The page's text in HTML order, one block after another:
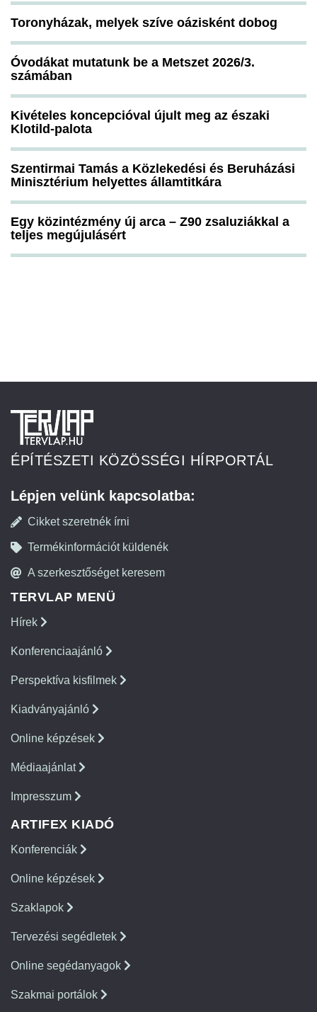
Toronyházak, melyek szíve oázisként dobog
Óvodákat mutatunk be a Metszet 2026/3.
számában
Kivételes koncepcióval újult meg az északi
Klotild-palota
Szentirmai Tamás a Közlekedési és Beruházási
Minisztérium helyettes államtitkára
Egy közintézmény új arca – Z90 zsaluziákkal a
teljes megújulásért
ÉPÍTÉSZETI KÖZÖSSÉGI HÍRPORTÁL
Lépjen velünk kapcsolatba:
Cikket szeretnék írni
Termékinformációt küldenék
A szerkesztőséget keresem
TERVLAP MENÜ
Hírek
Konferenciaajánló
Perspektíva kisfilmek
Kiadványajánló
Online képzések
Médiaajánlat
Impresszum
ARTIFEX KIADÓ
Konferenciák
Online képzések
Szaklapok
Tervezési segédletek
Online segédanyagok
Szakmai portálok